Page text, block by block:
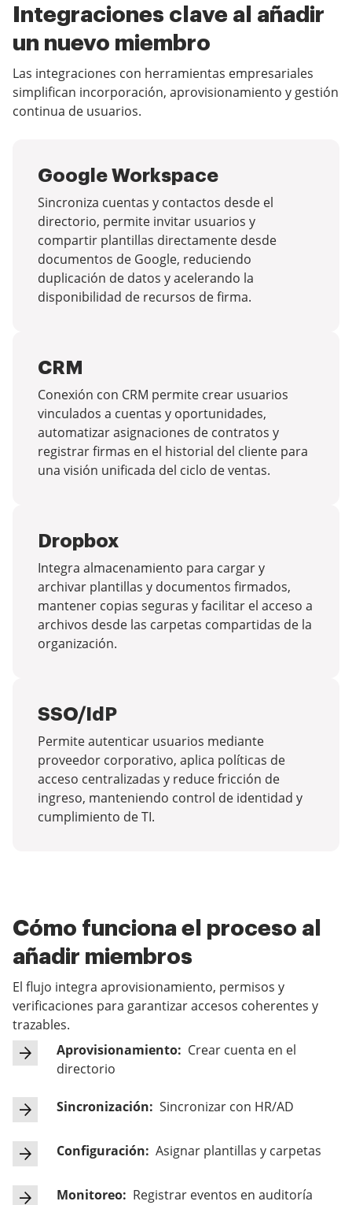
Integraciones clave al añadir
un nuevo miembro
Las integraciones con herramientas empresariales
simplifican incorporación, aprovisionamiento y gestión
continua de usuarios.
Google Workspace
Sincroniza cuentas y contactos desde el
directorio, permite invitar usuarios y
compartir plantillas directamente desde
documentos de Google, reduciendo
duplicación de datos y acelerando la
disponibilidad de recursos de firma.
CRM
Conexión con CRM permite crear usuarios
vinculados a cuentas y oportunidades,
automatizar asignaciones de contratos y
registrar firmas en el historial del cliente para
una visión unificada del ciclo de ventas.
Dropbox
Integra almacenamiento para cargar y
archivar plantillas y documentos firmados,
mantener copias seguras y facilitar el acceso a
archivos desde las carpetas compartidas de la
organización.
SSO/IdP
Permite autenticar usuarios mediante
proveedor corporativo, aplica políticas de
acceso centralizadas y reduce fricción de
ingreso, manteniendo control de identidad y
cumplimiento de TI.
Cómo funciona el proceso al
añadir miembros
El flujo integra aprovisionamiento, permisos y
verificaciones para garantizar accesos coherentes y
trazables.
Aprovisionamiento: Crear cuenta en el
directorio
Sincronización: Sincronizar con HR/AD
Configuración: Asignar plantillas y carpetas
Monitoreo: Registrar eventos en auditoría